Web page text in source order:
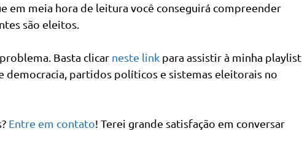
em meia hora de leitura você conseguirá compreender
são eleitos.
Basta clicar neste link para assistir à minha playlist
democracia, partidos políticos e sistemas eleitorais no
Entre em contato! Terei grande satisfação em conversar